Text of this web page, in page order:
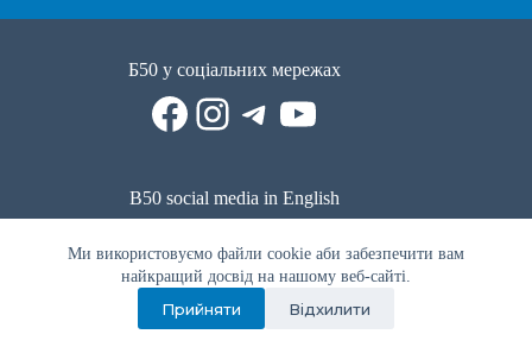
Ми використовуємо файли cookie аби забезпечити вам
найкращий досвід на нашому веб-сайті.
Прийняти Відхилити
Б50 у соціальних мережах
Facebook
Instagram
Telegram
YouTube
B50 social media in English
Reddit
Facebook
LinkedIn
YouTube
WhatsApp
Політика приватності|Публічна оферта|Умови використання
Privacy Policy|Public offer Terms of use